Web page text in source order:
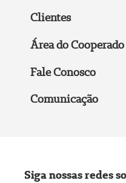
Clientes
Área do Cooperado
Fale Conosco
Comunicação
Siga nossas redes